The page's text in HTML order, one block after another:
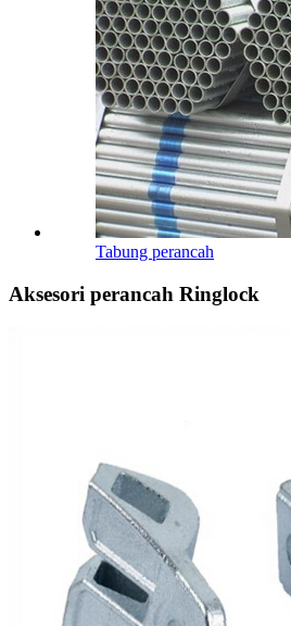
Tabung perancah
Aksesori perancah Ringlock